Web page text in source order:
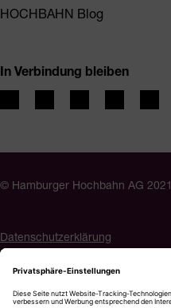
HOCHBAHN Blog
In Verbindung bleiben
© Hamburger Hochbahn AG 2021
Datenschutzerklärung
Impressum
Barrierefreiheit